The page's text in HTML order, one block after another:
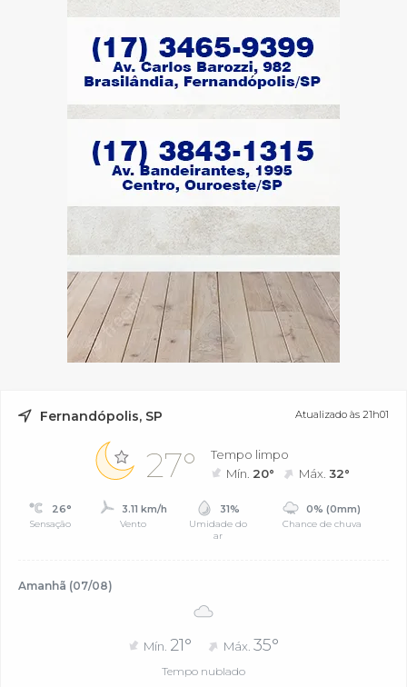
Fernandópolis, SP Atualizado às 21h01
27°
Tempo limpo
Mín. 20° Máx.32°
26°
Sensação
3.11 km/h
Vento
31%
Umidade do
ar
0% (0mm)
Chance de chuva
Amanhã (07/08)
Mín. 21° Máx. 35°
Tempo nublado